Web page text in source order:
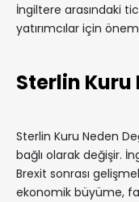
İngiltere arasındaki
yatırımcılar için
Sterlin Kuru
Sterlin Kuru Neden
bağlı olarak değişir.
Brexit sonrası
ekonomik büyüme,